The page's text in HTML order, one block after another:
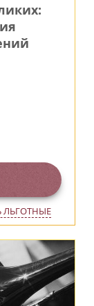
ЛЬГОТНЫЕ